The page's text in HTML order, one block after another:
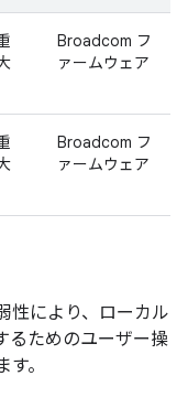
Broadcom フ
ァームウェア
Broadcom フ
ァームウェア
性により、ローカル
るためのユーザー操
。